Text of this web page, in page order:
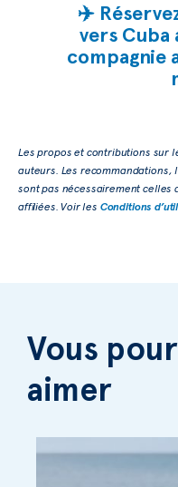
✈️
vers Cuba
compagnie
Les propos et contributions sur
auteurs. Les recommandations,
sont pas nécessairement celles
affiliées. Voir les Conditions
Vous
aimer